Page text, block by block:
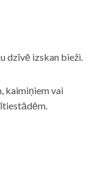
dzīvē izskan bieži.
kaimiņiem vai